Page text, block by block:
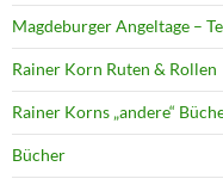
Magdeburger Angeltage –
Rainer Korn Ruten & Rollen
Rainer Korns „andere“
Bücher